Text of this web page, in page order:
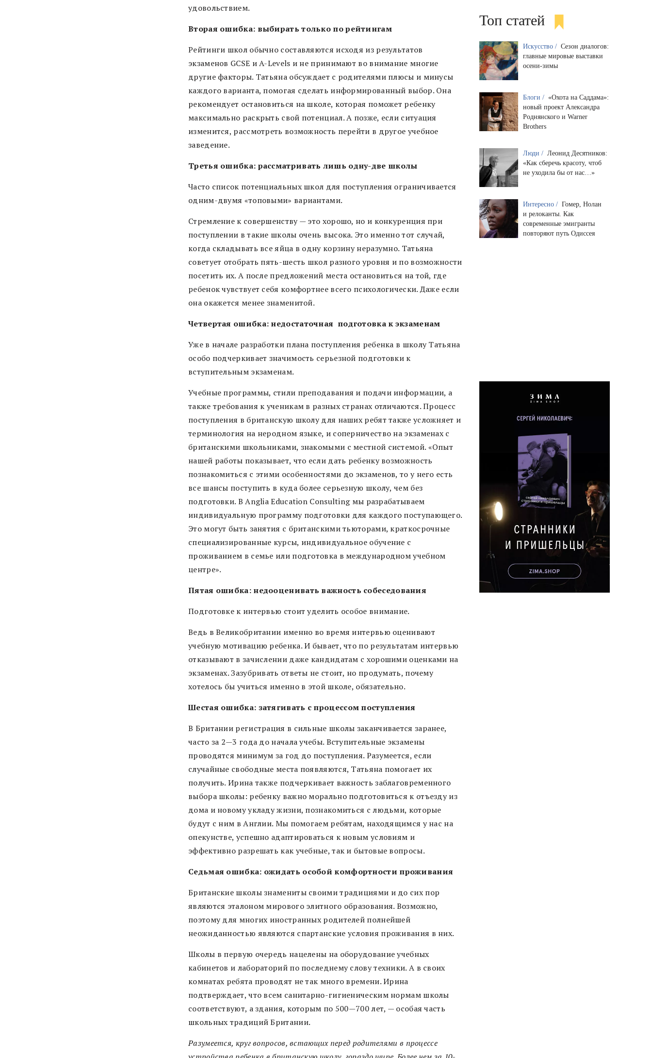
удовольствием.
Вторая ошибка: выбирать только по рейтингам
Рейтинги школ обычно составляются исходя из результатов
экзаменов GCSE и A-Levels и не принимают во внимание многие
другие факторы. Татьяна обсуждает с родителями плюсы и минусы
каждого варианта, помогая сделать информированный выбор. Она
рекомендует остановиться на школе, которая поможет ребенку
максимально раскрыть свой потенциал. А позже, если ситуация
изменится, рассмотреть возможность перейти в другое учебное
заведение.
Третья ошибка: рассматривать лишь одну-две школы
Часто список потенциальных школ для поступления ограничивается
одним-двумя «топовыми» вариантами.
Стремление к совершенству — это хорошо, но и конкуренция при
поступлении в такие школы очень высока. Это именно тот случай,
когда складывать все яйца в одну корзину неразумно. Татьяна
советует отобрать пять-шесть школ разного уровня и по возможности
посетить их. А после предложений места остановиться на той, где
ребенок чувствует себя комфортнее всего психологически. Даже если
она окажется менее знаменитой.
Четвертая ошибка: недостаточная подготовка к экзаменам
Уже в начале разработки плана поступления ребенка в школу Татьяна
особо подчеркивает значимость серьезной подготовки к
вступительным экзаменам.
Учебные программы, стили преподавания и подачи информации, а
также требования к ученикам в разных странах отличаются. Процесс
поступления в британскую школу для наших ребят также усложняет и
терминология на неродном языке, и соперничество на экзаменах с
британскими школьниками, знакомыми с местной системой. «Опыт
нашей работы показывает, что если дать ребенку возможность
познакомиться с этими особенностями до экзаменов, то у него есть
все шансы поступить в куда более серьезную школу, чем без
подготовки. В Anglia Education Consulting мы разрабатываем
индивидуальную программу подготовки для каждого поступающего.
Это могут быть занятия с британскими тьюторами, краткосрочные
специализированные курсы, индивидуальное обучение с
проживанием в семье или подготовка в международном учебном
центре».
Пятая ошибка: недооценивать важность собеседования
Подготовке к интервью стоит уделить особое внимание.
Ведь в Великобритании именно во время интервью оценивают
учебную мотивацию ребенка. И бывает, что по результатам интервью
отказывают в зачислении даже кандидатам с хорошими оценками на
экзаменах. Зазубривать ответы не стоит, но продумать, почему
хотелось бы учиться именно в этой школе, обязательно.
Шестая ошибка: затягивать с процессом поступления
В Британии регистрация в сильные школы заканчивается заранее,
часто за 2—3 года до начала учебы. Вступительные экзамены
проводятся минимум за год до поступления. Разумеется, если
случайные свободные места появляются, Татьяна помогает их
получить. Ирина также подчеркивает важность заблаговременного
выбора школы: ребенку важно морально подготовиться к отъезду из
дома и новому укладу жизни, познакомиться с людьми, которые
будут с ним в Англии. Мы помогаем ребятам, находящимся у нас на
опекунстве, успешно адаптироваться к новым условиям и
эффективно разрешать как учебные, так и бытовые вопросы.
Седьмая ошибка: ожидать особой комфортности проживания
Британские школы знамениты своими традициями и до сих пор
являются эталоном мирового элитного образования. Возможно,
поэтому для многих иностранных родителей полнейшей
неожиданностью являются спартанские условия проживания в них.
Школы в первую очередь нацелены на оборудование учебных
кабинетов и лабораторий по последнему слову техники. А в своих
комнатах ребята проводят не так много времени. Ирина
подтверждает, что всем санитарно-гигиеническим нормам школы
соответствуют, а здания, которым по 500—700 лет, — особая часть
школьных традиций Британии.
Разумеется, круг вопросов, встающих перед родителями в процессе
Топ статей
Искусство / Сезон диалогов:
главные мировые выставки
осени-зимы
Блоги / «Охота на Саддама»:
новый проект Александра
Роднянского и Warner
Brothers
Люди / Леонид Десятников:
«Как сберечь красоту, чтоб
не уходила бы от нас…»
Интересно / Гомер, Нолан
и релоканты. Как
современные эмигранты
повторяют путь Одиссея